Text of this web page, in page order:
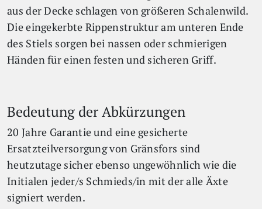
aus der Decke schlagen von größeren Schalenwild.
Die eingekerbte Rippenstruktur am unteren Ende
des Stiels sorgen bei nassen oder schmierigen
Händen für einen festen und sicheren Griff.
Bedeutung der Abkürzungen
20 Jahre Garantie und eine gesicherte
Ersatzteilversorgung von Gränsfors sind
heutzutage sicher ebenso ungewöhnlich wie die
Initialen jeder/s Schmieds/in mit der alle Äxte
signiert werden.